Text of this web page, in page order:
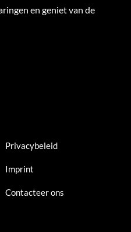
en geniet van de
Privacybeleid
Imprint
Contacteer ons